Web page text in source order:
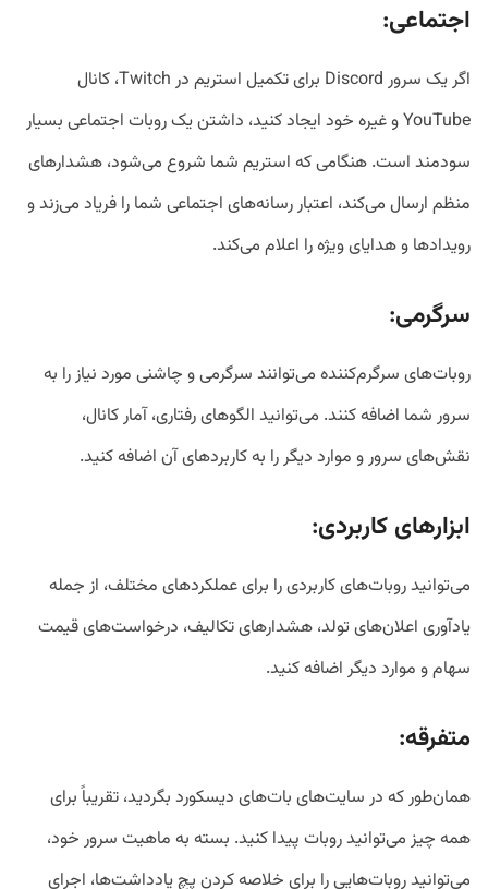
اجتماعی:
اگر یک سرور Discord برای تکمیل استریم در Twitch، کانال
YouTube و غیره خود ایجاد کنید، داشتن یک روبات اجتماعی بسیار
سودمند است. هنگامی که استریم شما شروع می‌شود، هشدارهای
منظم ارسال می‌کند، اعتبار رسانه‌های اجتماعی شما را فریاد می‌زند و
رویدادها و هدایای ویژه را اعلام می‌کند.
سرگرمی:
روبات‌های سرگرم‌کننده می‌توانند سرگرمی و چاشنی مورد نیاز را به
سرور شما اضافه کنند. می‌توانید الگوهای رفتاری، آمار کانال،
نقش‌های سرور و موارد دیگر را به کاربرد‌های آن اضافه کنید.
ابزارهای کاربردی:
می‌توانید روبات‌های کاربردی را برای عملکردهای مختلف، از جمله
یادآوری‌ اعلان‌های تولد، هشدارهای تکالیف، درخواست‌های قیمت
سهام و موارد دیگر اضافه کنید.
متفرقه:
همان‌طور که در سایت‌های بات‌های دیسکورد بگردید، تقریباً برای
همه چیز می‌توانید روبات پیدا کنید. بسته به ماهیت سرور خود،
می‌توانید روبات‌هایی را برای خلاصه‌ کردن پچ یادداشت‌ها، اجرای